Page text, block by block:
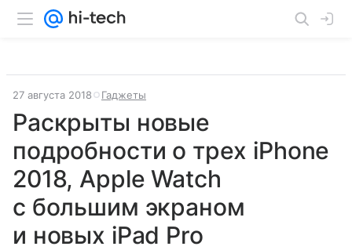
27 августа 2018 Гаджеты
Раскрыты новые
подробности о трех iPhone
2018, Apple Watch
с большим экраном
и новых iPad Pro